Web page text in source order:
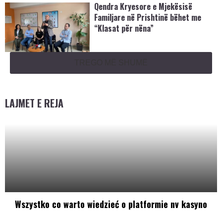
Qendra Kryesore e Mjekësisë
Familjare në Prishtinë bëhet me
“Klasat për nëna”
LAJMET E REJA
Wszystko co warto wiedzieć o platformie nv kasyno